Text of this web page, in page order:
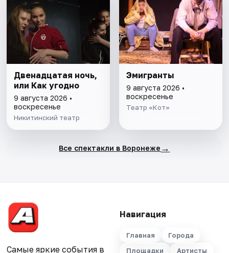
Двенадцатая ночь,
или Как угодно
9 августа 2026 •
воскресенье
Никитинский театр
Эмигранты
9 августа 2026 •
воскресенье
Театр «Кот»
Все спектакли в Воронеже →
Самые яркие события в
Навигация
Главная
Города
Площадки
Артисты